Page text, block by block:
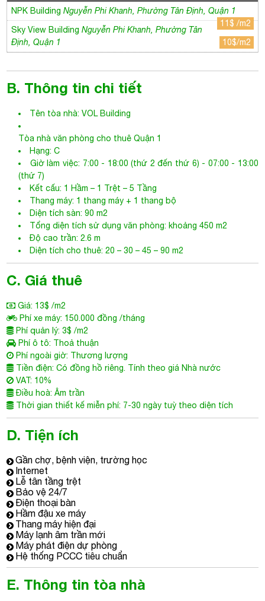
Tên tòa nhà:VOL Building
Tòa nhà văn phòng cho thuê Quận 1
Giờ làm việc: 7:00 - 18:00 (thứ 2 đến thứ 6) - 07:00 - 13:00
(thứ 7)
Kết cấu: 1 Hầm – 1 Trệt – 5 Tầng
Thang máy: 1 thang máy + 1 thang bộ
Tổng diện tích sử dụng văn phòng: khoảng 450 m2
Độ cao trần: 2.6 m
Diện tích cho thuê: 20 – 30 – 45 – 90 m2
C. Giá thuê
Giá: 13$ /m2
Phí xe máy: 150.000 đồng /tháng
Phí quản lý: 3$ /m2
Phí ô tô: Thoả thuận
Phí ngoài giờ: Thương lượng
Tiền điện: Có đồng hồ riêng. Tính theo giá Nhà nước
VAT: 10%
Điều hoà: Âm trần
Thời gian thiết kế miễn phí: 7-30 ngày tuỳ theo diện tích
D. Tiện ích
Gần chợ, bệnh viện, trường học
Internet
Lễ tân tầng trệt
Bảo vệ 24/7
Điện thoại bàn
Hầm đậu xe máy
Thang máy hiện đại
Máy lạnh âm trần mới
Máy phát điện dự phòng
Hệ thống PCCC tiêu chuẩn
E. Thông tin tòa nhà
Cao ốc văn phòng cho thuê
kết cấu hiện đại gồm:
1 tầng hầm rộng rãi đáp ứng đủ nhu cầu làm bãi đổ xe máy
của toàn khối văn phòng.
1 phần tầng trệt được sử dụng như sảnh lễ tân.
5 tầng cao, diện tích sàn văn phòng tối đa 90 m2
1 thang máy tốc độ cao + 1 thang bộ